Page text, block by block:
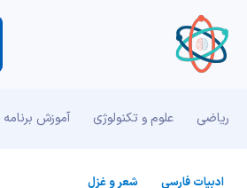
ریاضی علوم و تکنولوژی آموزش
ادبیات فارسی شعر و غزل